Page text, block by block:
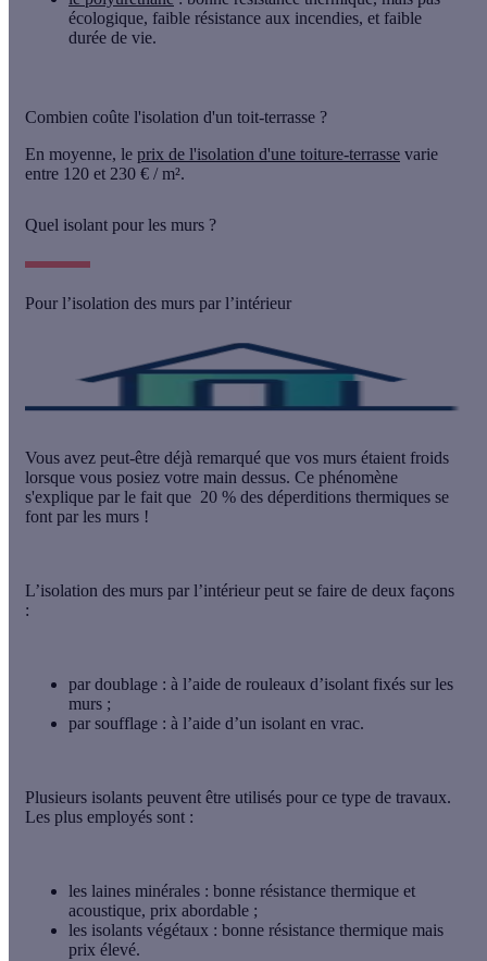
écologique, faible résistance aux incendies, et faible
durée de vie.
Combien coûte l'isolation d'un toit-terrasse ?
En moyenne, le prix de l'isolation d'une toiture-terrasse varie
entre 120 et 230 € / m².
Quel isolant pour les murs ?
Pour l’isolation des murs par l’intérieur
Vous avez peut-être déjà remarqué que vos murs étaient froids
lorsque vous posiez votre main dessus. Ce phénomène
s'explique par le fait que 20 % des déperditions thermiques se
font par les murs !
L’isolation des murs par l’intérieur peut se faire de deux façons
:
par doublage : à l’aide de rouleaux d’isolant fixés sur les
murs ;
par soufflage : à l’aide d’un isolant en vrac.
Plusieurs isolants peuvent être utilisés pour ce type de travaux.
Les plus employés sont :
les laines minérales : bonne résistance thermique et
acoustique, prix abordable ;
les isolants végétaux : bonne résistance thermique mais
prix élevé.